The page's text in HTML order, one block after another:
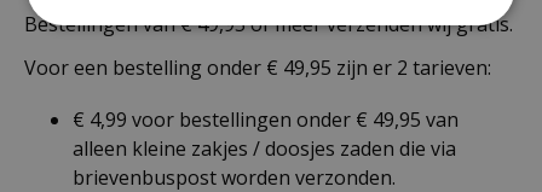
Bestellingen van € 49,95 of meer verzenden wij gratis.
Voor een bestelling onder € 49,95 zijn er 2 tarieven:
€ 4,99 voor bestellingen onder € 49,95 van
alleen kleine zakjes / doosjes zaden die via
brievenbuspost worden verzonden.